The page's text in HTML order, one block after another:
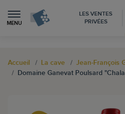
MENU
LES VENTES
PRIVÉES
Accueil La cave
Jean-François
Domaine Ganevat Poulsard